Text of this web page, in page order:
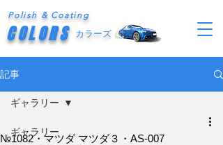
Polish & Coating
COLORS カラーズ
記事
ギャラリー
ギャラリー
№1082・マツダ マツダ３・AS-007